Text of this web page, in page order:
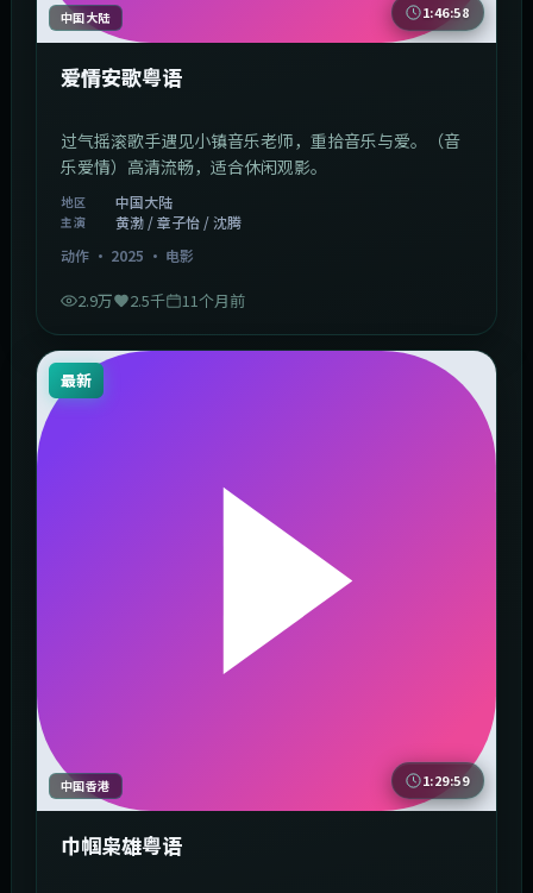
中国大陆 1:46:58
爱情安歌粤语
过气摇滚歌手遇见小镇音乐老师，重拾音乐与爱。（音
乐爱情）高清流畅，适合休闲观影。
地区 中国大陆
主演
黄渤 / 章子怡 / 沈腾
动作· 2025 · 电影
2.9万 2.5千 11个月前
最新
中国香港 1:29:59
巾帼枭雄粤语